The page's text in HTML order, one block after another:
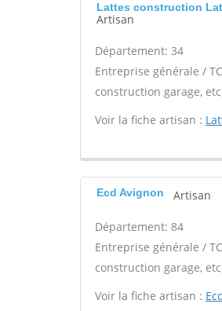
Lattes construction
Artisan
Département: 34
Entreprise générale /
construction garage,
Voir la fiche artisan :
Ecd Avignon Artisan
Département: 84
Entreprise générale /
construction garage,
Voir la fiche artisan :